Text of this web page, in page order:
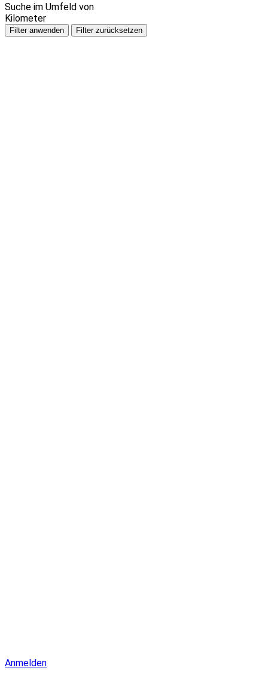
Suche im Umfeld von
Kilometer
Filter anwenden Filter zurücksetzen
Anmelden